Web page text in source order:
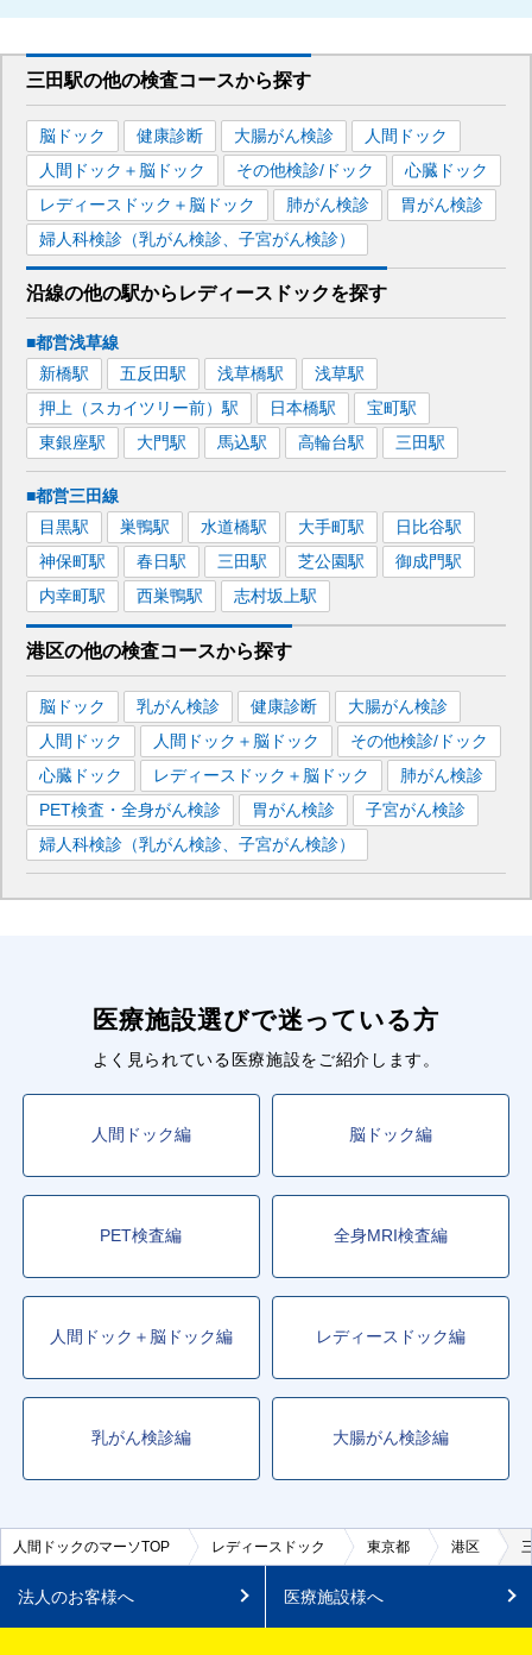
三田駅の他の検査コースから探す
脳ドック 健康診断 大腸がん検診
人間ドック
人間ドック＋脳ドック
その他検診/ドック
心臓ドック
レディースドック＋脳ドック
肺がん検診
胃がん検診
婦人科検診（乳がん検診、子宮がん検診）
沿線の他の駅から レディースドックを探す
■都営浅草線
新橋駅 五反田駅 浅草橋駅 浅草駅
押上（スカイツリー前）駅 日本橋駅 宝町駅
東銀座駅 大門駅 馬込駅 高輪台駅 三田駅
■都営三田線
目黒駅 巣鴨駅 水道橋駅 大手町駅 日比谷駅
神保町駅 春日駅 三田駅 芝公園駅 御成門駅
内幸町駅 西巣鴨駅 志村坂上駅
港区の他の検査コースから探す
脳ドック 乳がん検診 健康診断
大腸がん検診
人間ドック
人間ドック＋脳ドック
その他検診/ドック
心臓ドック
レディースドック＋脳ドック
肺がん検診
PET検査・全身がん検診
胃がん検診
子宮がん検診
婦人科検診（乳がん検診、子宮がん検診）
医療施設選びで迷っている方
よく見られている医療施設をご紹介します。
人間ドック編 脳ドック編
PET検査編 全身MRI検査編
人間ドック＋脳ドック編 レディースドック編
乳がん検診編 大腸がん検診編
人間ドックのマーソTOP レディースドック 東京都 港区
法人のお客様へ 医療施設様へ